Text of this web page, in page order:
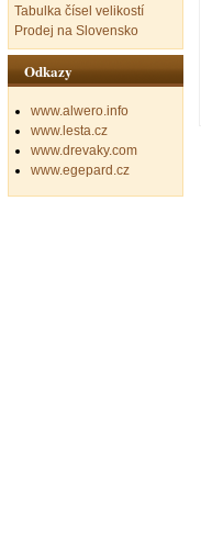
Tabulka čísel velikostí
Prodej na Slovensko
Odkazy
www.alwero.info
www.lesta.cz
www.drevaky.com
www.egepard.cz